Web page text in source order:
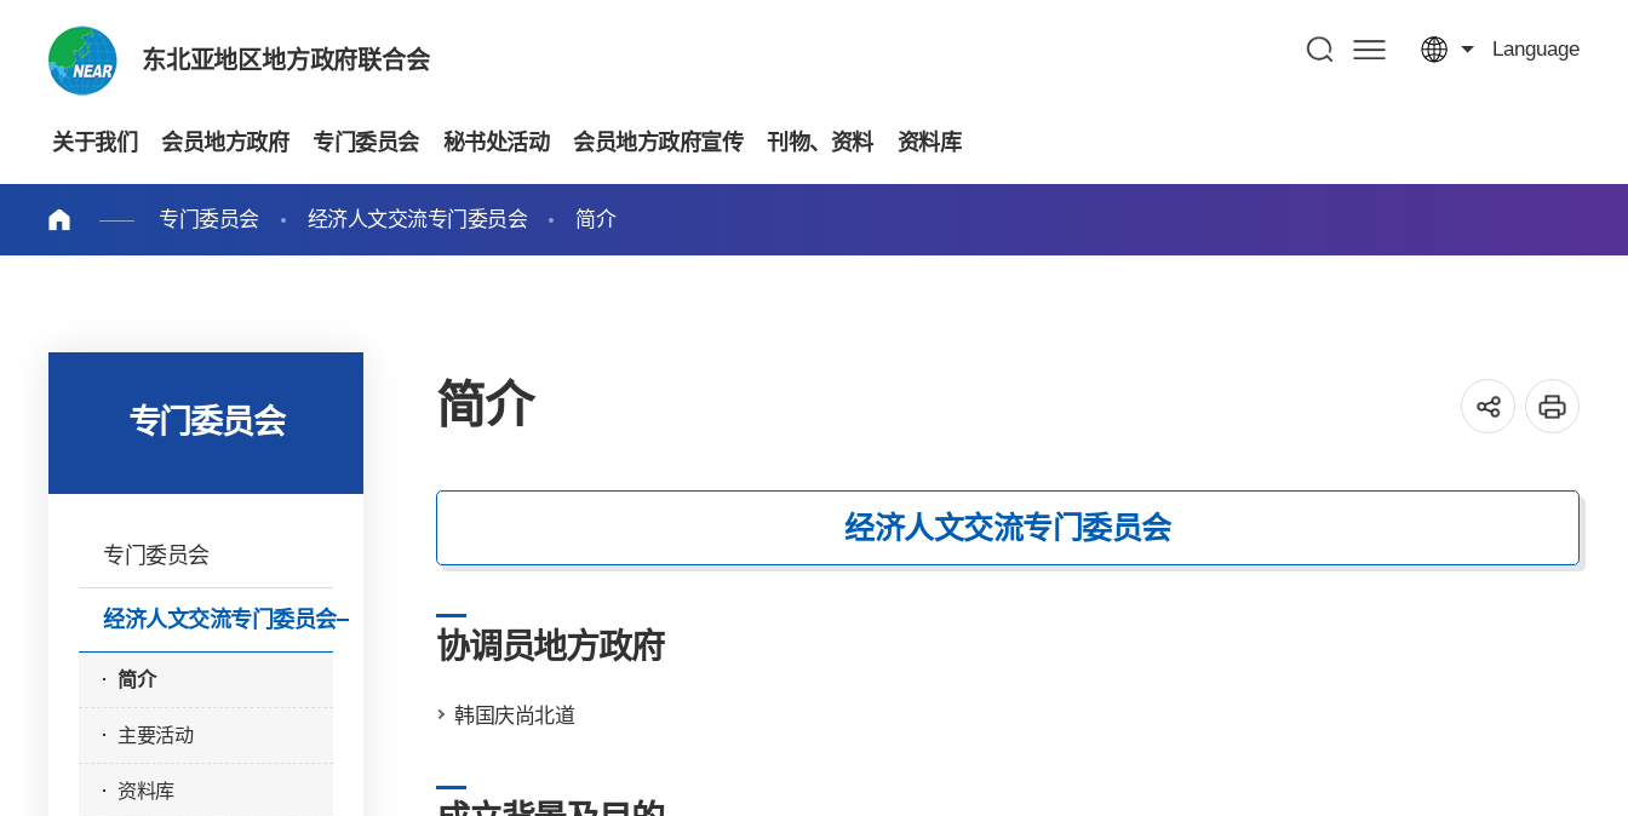
东北亚地区地方政府联合会 Language
关于我们 会员地方政府 专门委员会 秘书处活动 会员地方政府宣传 刊物、资料 资料库
专门委员会 经济人文交流专门委员会 简介
专门委员会
专门委员会
经济人文交流专门委员会
简介
主要活动
资料库
简介
经济人文交流专门委员会
协调员地方政府
韩国庆尚北道